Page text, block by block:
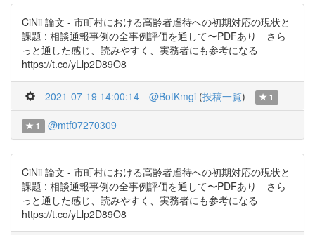
CiNii 論文 - 市町村における高齢者虐待への初期対応の現状と
課題 : 相談通報事例の全事例評価を通して〜PDFあり さら
っと通した感じ、読みやすく、実務者にも参考になる
https://t.co/yLlp2D89O8
2021-07-19 14:00:14 @BotKmgi (投稿一覧) 1
1 @mtf07270309
CiNii 論文 - 市町村における高齢者虐待への初期対応の現状と
課題 : 相談通報事例の全事例評価を通して〜PDFあり さら
っと通した感じ、読みやすく、実務者にも参考になる
https://t.co/yLlp2D89O8